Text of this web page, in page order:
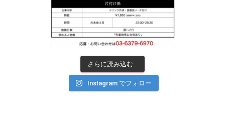
さらに読み込む...
Instagram でフォロー